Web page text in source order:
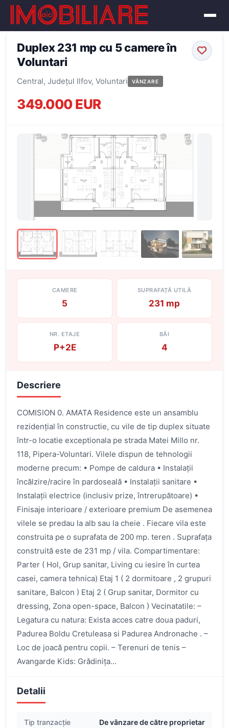
← Înapoi la oferte
Duplex 231 mp cu 5 camere în
Voluntari
Central, Județul Ilfov, Voluntari VÂNZARE
349.000 EUR
CAMERE
5
SUPRAFAȚĂ UTILĂ
231 mp
NR. ETAJE
P+2E
BĂI
4
Descriere
COMISION 0. AMATA Residence este un ansamblu
rezidențial în constructie, cu vile de tip duplex situate
într-o locatie exceptionala pe strada Matei Millo nr.
118, Pipera-Voluntari. Vilele dispun de tehnologii
moderne precum: • Pompe de caldura • Instalații
încălzire/racire în pardoseală • Instalații sanitare •
Instalații electrice (inclusiv prize, întrerupătoare) •
Finisaje interioare / exterioare premium De asemenea
vilele se predau la alb sau la cheie . Fiecare vila este
construita pe o suprafata de 200 mp. teren . Suprafața
construită este de 231 mp / vila. Compartimentare:
Parter ( Hol, Grup sanitar, Living cu iesire în curtea
casei, camera tehnica) Etaj 1 ( 2 dormitoare , 2 grupuri
sanitare, Balcon ) Etaj 2 ( Grup sanitar, Dormitor cu
dressing, Zona open-space, Balcon ) Vecinatatile: –
Legatura cu natura: Exista acces catre doua paduri,
Padurea Boldu Cretuleasa si Padurea Andronache . –
Loc de joacă pentru copii. – Terenuri de tenis –
Avangarde Kids: Grădinița...
Detalii
Tip tranzacție De vânzare de către proprietar